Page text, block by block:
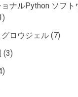
ナルPython ソフ
ロウジェル (7)
(3)